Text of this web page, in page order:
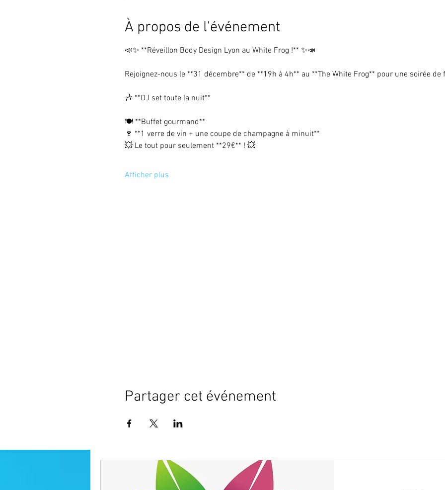
À propos de l'événement
📣✨ **Réveillon Body Design Lyon au White Frog !** ✨📣
Rejoignez-nous le **31 décembre** de **19h à 4h** au **The White Frog** pour une soirée de
🎶 **DJ set toute la nuit**
🍽️ **Buffet gourmand**
🍷 **1 verre de vin + une coupe de champagne à minuit**
💥 Le tout pour seulement **29€** ! 💥
Afficher plus
Partager cet événement